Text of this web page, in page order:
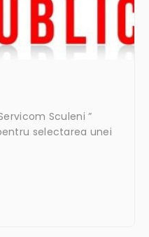
Sculeni ”
selectarea unei